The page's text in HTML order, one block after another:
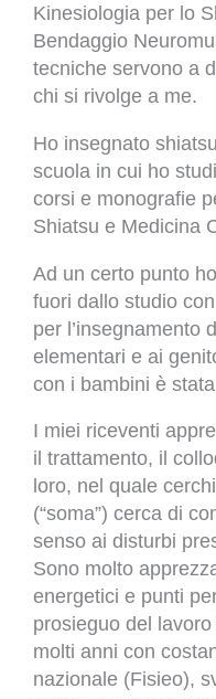
Kinesiologia per lo
Bendaggio
tecniche servono a
chi si rivolge a me.
Ho insegnato
scuola in cui ho
corsi e monografie
Shiatsu e Medicina
Ad un certo punto
fuori dallo studio
per l’insegnamento
elementari e ai
con i bambini è
I miei riceventi
il trattamento, il
loro, nel quale
(“soma”) cerca di
senso ai disturbi
Sono molto
energetici e punti
prosieguo del
molti anni con
nazionale (Fisieo),